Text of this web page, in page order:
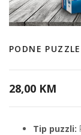
PODNE
28,00 KM
Tip puzzli: